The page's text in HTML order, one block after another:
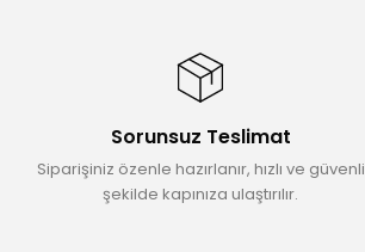
Ürün açıklamasında eksik bilgiler bulunuyor.
Ürün fiyatı diğer sitelerden daha pahalı.
Bu ürüne benzer farklı alternatifler olmalı.
Sorunsuz Teslimat
Siparişiniz özenle hazırlanır, hızlı ve güvenli
şekilde kapınıza ulaştırılır.